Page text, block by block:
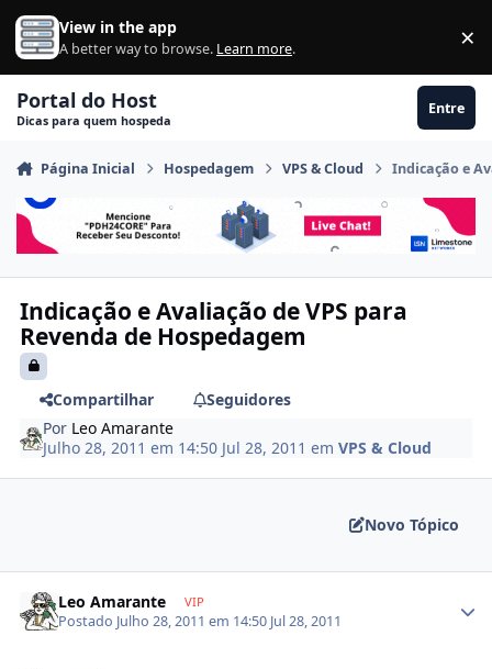
Ir para conteúdo
View in the app
A better way to browse. Learn more. ×
Portal do Host
Dicas para quem hospeda
Entre
Página Inicial Hospedagem VPS & Cloud Indicação e
Indicação e Avaliação de VPS para
Revenda de Hospedagem
Compartilhar
Seguidores
Por Leo Amarante
Julho 28, 2011 em 14:50 Jul 28, 2011 emVPS & Cloud
Novo Tópico
Leo Amarante VIP
Postado Julho 28, 2011 em 14:50 Jul 28, 2011